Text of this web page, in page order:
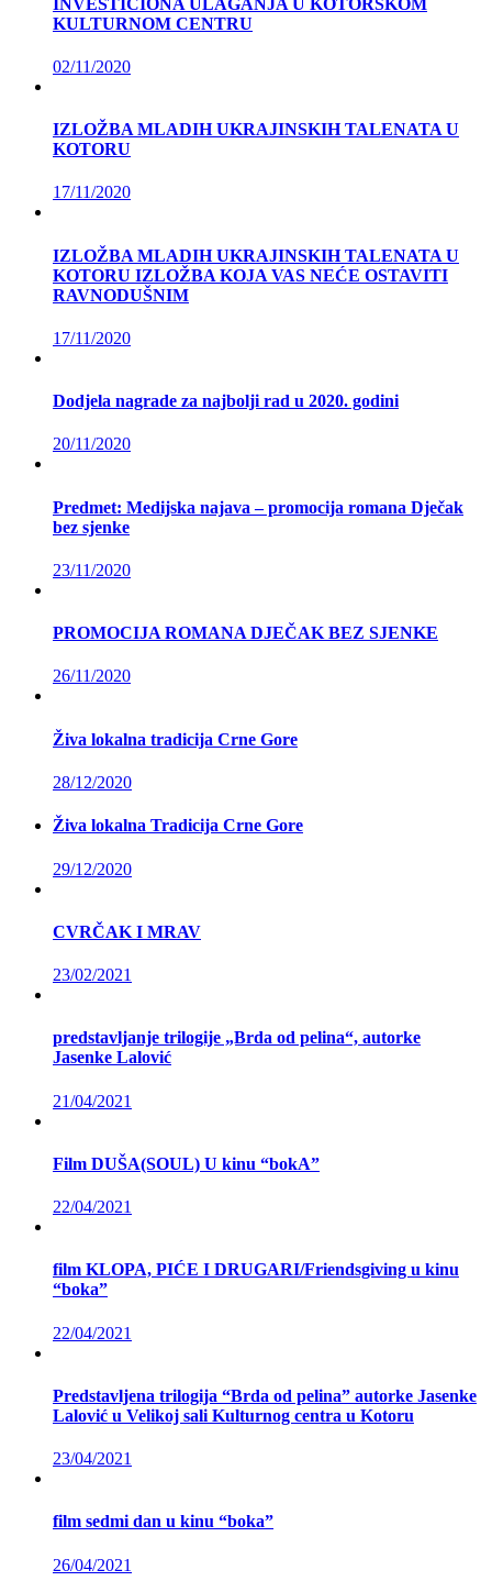
KULTURNOM CENTRU
02/11/2020
IZLOŽBA MLADIH UKRAJINSKIH TALENATA U
KOTORU
17/11/2020
IZLOŽBA MLADIH UKRAJINSKIH TALENATA U
KOTORU IZLOŽBA KOJA VAS NEĆE OSTAVITI
RAVNODUŠNIM
17/11/2020
Dodjela nagrade za najbolji rad u 2020. godini
20/11/2020
Predmet: Medijska najava – promocija romana Dječak
bez sjenke
23/11/2020
PROMOCIJA ROMANA DJEČAK BEZ SJENKE
26/11/2020
Živa lokalna tradicija Crne Gore
28/12/2020
Živa lokalna Tradicija Crne Gore
29/12/2020
CVRČAK I MRAV
23/02/2021
predstavljanje trilogije „Brda od pelina“, autorke
Jasenke Lalović
21/04/2021
Film DUŠA(SOUL) U kinu “bokA”
22/04/2021
film KLOPA, PIĆE I DRUGARI/Friendsgiving u kinu
“boka”
22/04/2021
Predstavljena trilogija “Brda od pelina” autorke Jasenke
Lalović u Velikoj sali Kulturnog centra u Kotoru
23/04/2021
film sedmi dan u kinu “boka”
26/04/2021